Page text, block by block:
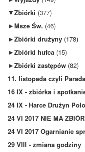
▼Zbiórki (377)
►Msze Św. (46)
►Zbiórki drużyny (178)
►Zbiórki hufca (15)
►Zbiórki zastępów (82)
11. listopada czyli
16 IX - zbiórka i
24 IX - Harce Drużyn
24 VI 2017 NIE MA
24 VI 2017 Ogarnianie
29 VIII - zmiana godziny